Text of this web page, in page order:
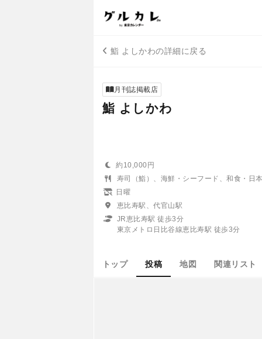
鮨 よしかわの詳細に戻る
月刊誌掲載店
鮨 よしかわ
約10,000円
寿司（鮨）、海鮮・シーフード、和食・日
日曜
恵比寿駅、代官山駅
JR恵比寿駅 徒歩3分
東京メトロ日比谷線恵比寿駅 徒歩3分
トップ 投稿 地図 関連リスト